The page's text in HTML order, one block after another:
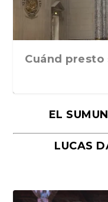
Cuánd presto
EL
LUCAS